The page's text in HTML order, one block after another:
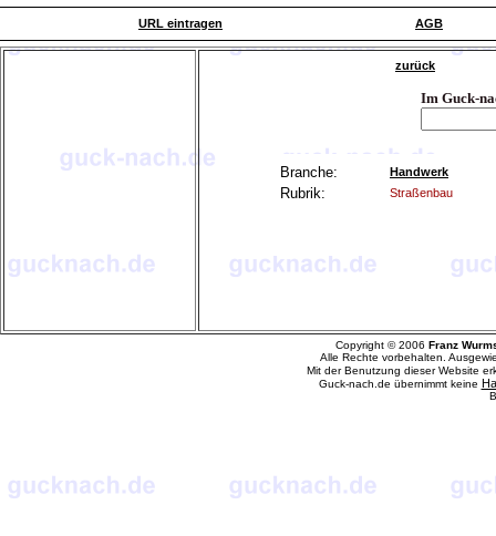
URL eintragen AGB
zurück
Im Guck-
Branche: Handwerk
Rubrik: Straßenbau
Copyright © 2006 Franz
Alle Rechte vorbehalten.
Mit der Benutzung dieser Website
Guck-nach.de übernimmt keine